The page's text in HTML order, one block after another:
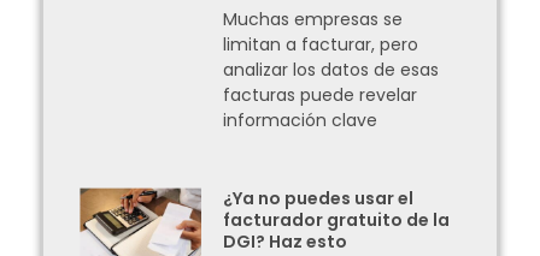
Muchas empresas se
limitan a facturar, pero
analizar los datos de esas
facturas puede revelar
información clave
¿Ya no puedes usar el
facturador gratuito de la
DGI? Haz esto